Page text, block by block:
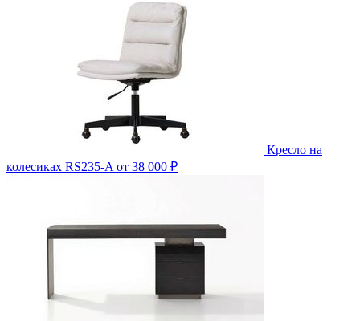
Кресло на
колесиках RS235-A от 38 000 ₽